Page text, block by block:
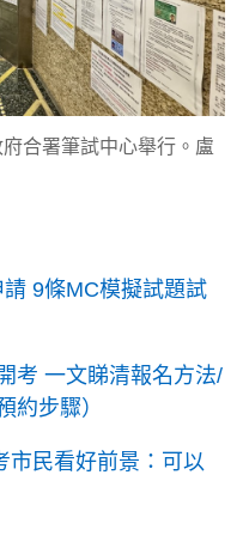
合署筆試中心舉行。盧
9條MC模擬試題試
考 一文睇清報名方法/
約步驟）
市民看好前景：可以